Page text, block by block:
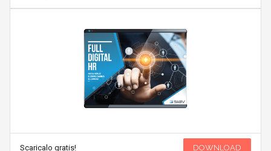
Scaricalo gratis! DOWNLOAD